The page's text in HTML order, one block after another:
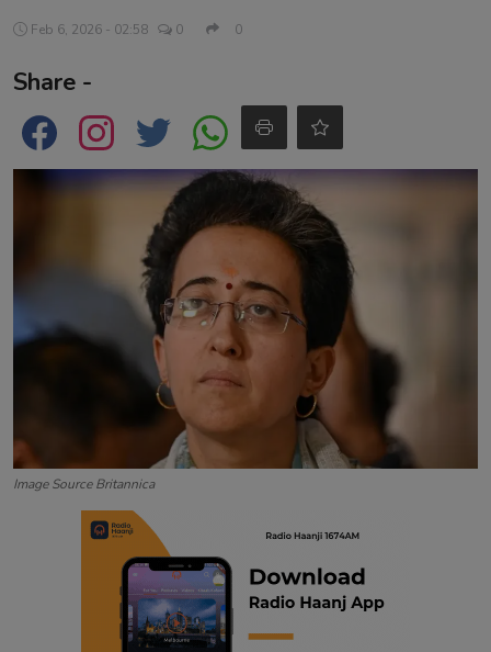
Matrimonial
Event
Contact
Feb 6, 2026 - 02:58 0 0
Share -
Image Source Britannica